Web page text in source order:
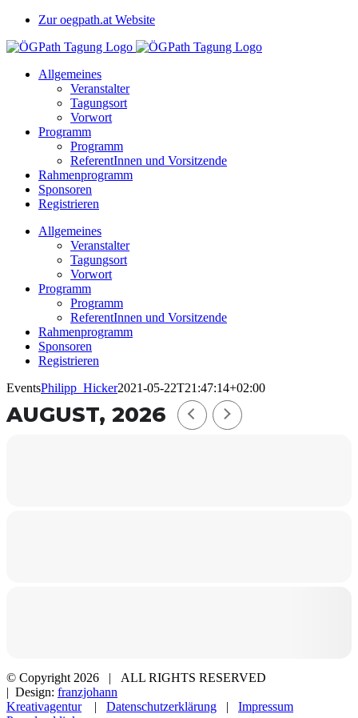
Zum
springen
Zur oegpath.at Website
Allgemeines
Veranstalter
Tagungsort
Vorwort
Programm
Programm
ReferentInnen und Vorsitzende
Rahmenprogramm
Sponsoren
Registrieren
Allgemeines
Veranstalter
Tagungsort
Vorwort
Programm
Programm
ReferentInnen und Vorsitzende
Rahmenprogramm
Sponsoren
Registrieren
EventsPhilipp_Hicker2021-05-22T21:47:14+02:00
AUGUST, 2026
© Copyright 2026 | ALL RIGHTS RESERVED
| Design: franzjohann
Kreativagentur| Datenschutzerklärung | Impressum